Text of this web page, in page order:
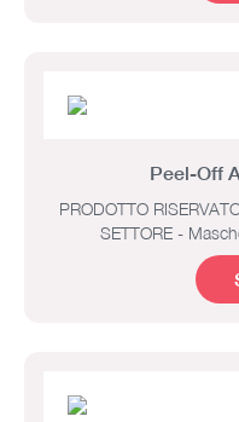
Peel-Off
PRODOTTO
SETTORE -